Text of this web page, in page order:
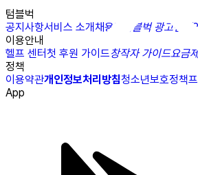
텀블벅
공지사항서비스 소개채용N 텀블벅 광고센터
이용안내
헬프 센터첫 후원 가이드창작자 가이드요금
정책
이용약관개인정보처리방침청소년보호정책
App